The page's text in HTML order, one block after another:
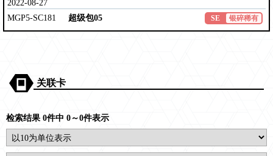
2022-08-27
MGP5-SC181
超级包05 SE 银碎稀有
关联卡
检索结果 0件中 0～0件表示